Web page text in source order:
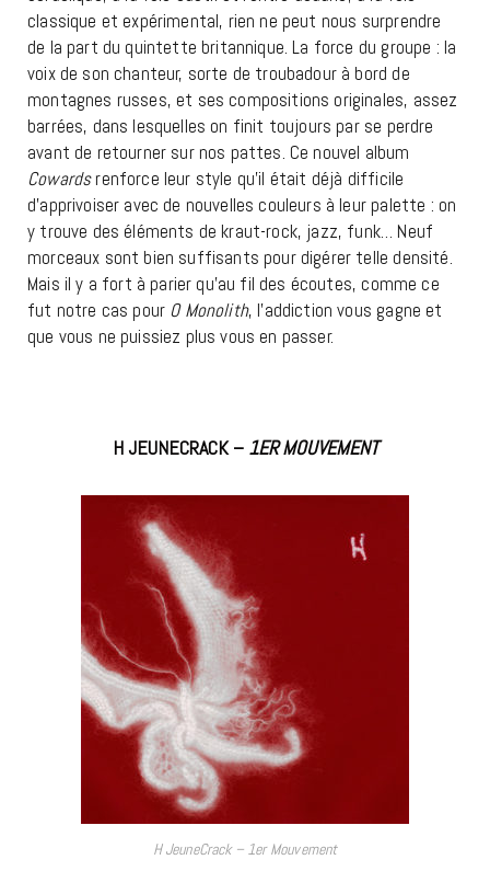
classique et expérimental, rien ne peut nous surprendre
de la part du quintette britannique. La force du groupe : la
voix de son chanteur, sorte de troubadour à bord de
montagnes russes, et ses compositions originales, assez
barrées, dans lesquelles on finit toujours par se perdre
avant de retourner sur nos pattes. Ce nouvel album
Cowardsrenforce leur style qu’il était déjà difficile
d’apprivoiser avec de nouvelles couleurs à leur palette : on
y trouve des éléments de kraut-rock, jazz, funk… Neuf
morceaux sont bien suffisants pour digérer telle densité.
Mais il y a fort à parier qu’au fil des écoutes, comme ce
fut notre cas pour O Monolith, l’addiction vous gagne et
que vous ne puissiez plus vous en passer.
H JEUNECRACK –1ER MOUVEMENT
H JeuneCrack – 1er Mouvement